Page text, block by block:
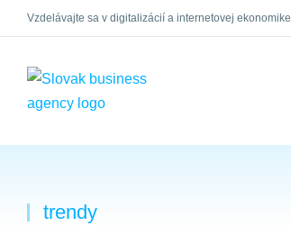
Vzdelávajte sa v digitalizácií a internetovej ekonomike
trendy